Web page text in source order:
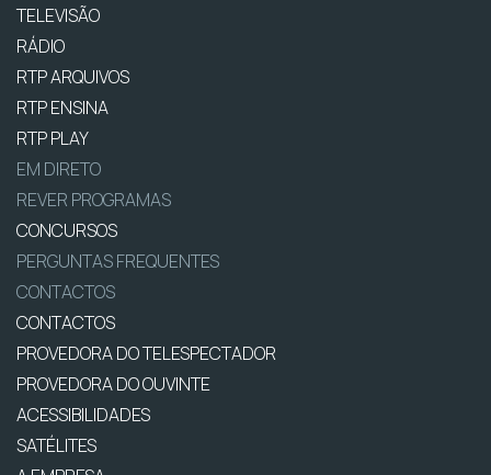
TELEVISÃO
RÁDIO
RTP ARQUIVOS
RTP ENSINA
RTP PLAY
EM DIRETO
REVER PROGRAMAS
CONCURSOS
PERGUNTAS FREQUENTES
CONTACTOS
CONTACTOS
PROVEDORA DO TELESPECTADOR
PROVEDORA DO OUVINTE
ACESSIBILIDADES
SATÉLITES